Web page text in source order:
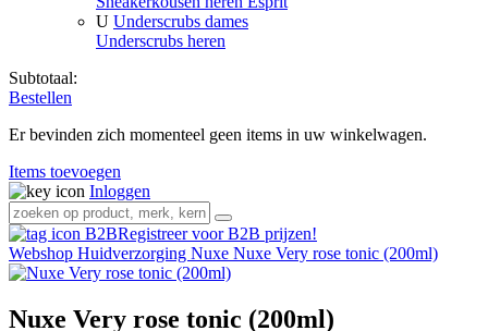
U Underscrubs dames
Underscrubs heren
Subtotaal:
Bestellen
Er bevinden zich momenteel geen items in uw winkelwagen.
Items toevoegen
Inloggen
Registreer voor B2B prijzen!
Webshop Huidverzorging Nuxe Nuxe Very rose tonic (200ml)
Nuxe Very rose tonic (200ml)